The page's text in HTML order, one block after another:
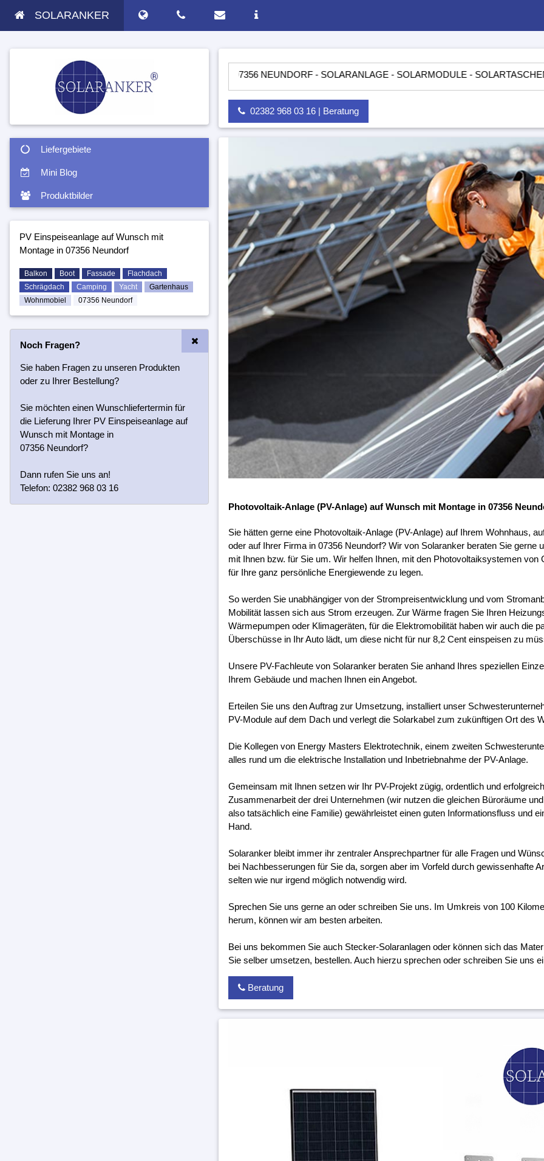
SOLARANKER
Liefergebiete
Mini Blog
Produktbilder
PV Einspeiseanlage auf Wunsch mit
Montage in 07356 Neundorf
Balkon Boot Fassade
Flachdach
Schrägdach
Camping Yacht
Gartenhaus
Wohnmobiel
07356 Neundorf
Noch Fragen?
Sie haben Fragen zu unseren Produkten
oder zu Ihrer Bestellung?
Sie möchten einen Wunschliefertermin für
die Lieferung Ihrer PV Einspeiseanlage auf
Wunsch mit Montage in
07356 Neundorf?
Dann rufen Sie uns an!
Telefon: 02382 968 03 16
ANLAGE AUF WUNSCH MIT MONTAGE IN 07356 NEUNDORF - SOLARANLAGE - SOLARMODULE - SOLARTASCHEN -
02382 968 03 16 | Beratung
Photovoltaik-Anlage (PV-Anlage) auf Wunsch mit Montage in 07356
Sie hätten gerne eine Photovoltaik-Anlage (PV-Anlage) auf Ihrem Wohnhaus,
oder auf Ihrer Firma in 07356 Neundorf? Wir von Solaranker beraten Sie gerne
mit Ihnen bzw. für Sie um. Wir helfen Ihnen, mit den Photovoltaiksystemen von
für Ihre ganz persönliche Energiewende zu legen.
So werden Sie unabhängiger von der Strompreisentwicklung und vom
Mobilität lassen sich aus Strom erzeugen. Zur Wärme fragen Sie Ihren
Wärmepumpen oder Klimageräten, für die Elektromobilität haben wir auch die
Überschüsse in Ihr Auto lädt, um diese nicht für nur 8,2 Cent einspeisen zu
Unsere PV-Fachleute von Solaranker beraten Sie anhand Ihres speziellen
Ihrem Gebäude und machen Ihnen ein Angebot.
Erteilen Sie uns den Auftrag zur Umsetzung, installiert unser
PV-Module auf dem Dach und verlegt die Solarkabel zum zukünftigen Ort des
Die Kollegen von Energy Masters Elektrotechnik, einem zweiten
alles rund um die elektrische Installation und Inbetriebnahme der PV-Anlage.
Gemeinsam mit Ihnen setzen wir Ihr PV-Projekt zügig, ordentlich und
Zusammenarbeit der drei Unternehmen (wir nutzen die gleichen Büroräume
also tatsächlich eine Familie) gewährleistet einen guten Informationsfluss und
Hand.
Solaranker bleibt immer ihr zentraler Ansprechpartner für alle Fragen und
bei Nachbesserungen für Sie da, sorgen aber im Vorfeld durch gewissenhafte
selten wie nur irgend möglich notwendig wird.
Sprechen Sie uns gerne an oder schreiben Sie uns. Im Umkreis von 100
herum, können wir am besten arbeiten.
Bei uns bekommen Sie auch Stecker-Solaranlagen oder können sich das
Sie selber umsetzen, bestellen. Auch hierzu sprechen oder schreiben Sie uns
Beratung